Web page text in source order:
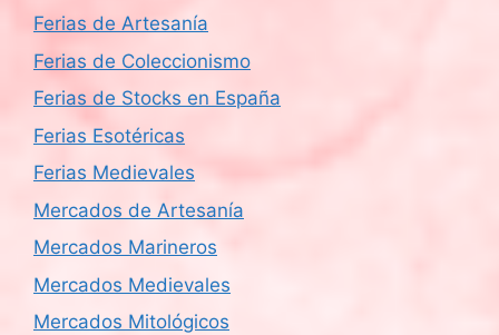
Ferias de Artesanía
Ferias de Coleccionismo
Ferias de Stocks en España
Ferias Esotéricas
Ferias Medievales
Mercados de Artesanía
Mercados Marineros
Mercados Medievales
Mercados Mitológicos